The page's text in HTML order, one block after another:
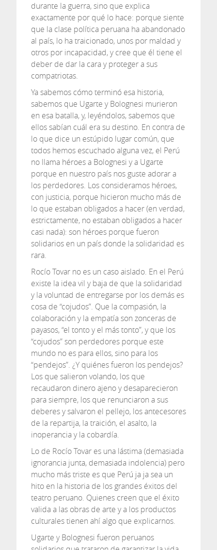
durante la guerra, sino que explica
exactamente por qué lo hace: porque siente
que la clase política peruana ha abandonado
al país, lo ha traicionado, unos por maldad y
otros por incapacidad, y cree que él tiene el
deber de dar la cara y proteger a sus
compatriotas.
Ya sabemos cómo terminó esa historia,
sabemos que Ugarte y Bolognesi murieron
en esa batalla, y, leyéndolos, sabemos que
ellos sabían cuál era su destino. En contra de
lo que dice un estúpido lugar común, que
todos hemos escuchado alguna vez, el Perú
no llama héroes a Bolognesi y a Ugarte
porque en nuestro país nos guste adorar a
los perdedores. Los consideramos héroes,
con justicia, porque hicieron mucho más de
lo que estaban obligados a hacer (en verdad,
estrictamente, no estaban obligados a hacer
casi nada): son héroes porque fueron
solidarios en un país donde la solidaridad es
rara.
Rocío Tovar no es un caso aislado. En el Perú
existe la idea vil y baja de que la solidaridad
y la voluntad de entregarse por los demás es
cosa de “cojudos”. Que la compasión, la
colaboración y la empatía son zonceras de
payasos, “el tonto y el más tonto”, y que los
“cojudos” son perdedores porque este
mundo no es para ellos, sino para los
“pendejos”. ¿Y quiénes fueron los pendejos?
Los que salieron volando, los que
recaudaron dinero ajeno y desaparecieron
para siempre, los que renunciaron a sus
deberes y salvaron el pellejo, los antecesores
de la repartija, la traición, el asalto, la
inoperancia y la cobardía.
Lo de Rocío Tovar es una lástima (demasiada
ignorancia junta, demasiada indolencia) pero
mucho más triste es que Perú ja ja sea un
hito en la historia de los grandes éxitos del
teatro peruano. Quienes creen que el éxito
valida a las obras de arte y a los productos
culturales tienen ahí algo que explicarnos.
Ugarte y Bolognesi fueron peruanos